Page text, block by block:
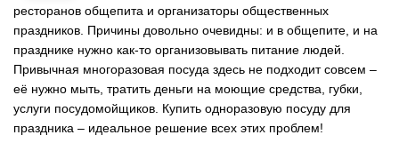
ресторанов общепита и организаторы общественных
праздников. Причины довольно очевидны: и в общепите, и на
празднике нужно как-то организовывать питание людей.
Привычная многоразовая посуда здесь не подходит совсем –
её нужно мыть, тратить деньги на моющие средства, губки,
услуги посудомойщиков. Купить одноразовую посуду для
праздника – идеальное решение всех этих проблем!